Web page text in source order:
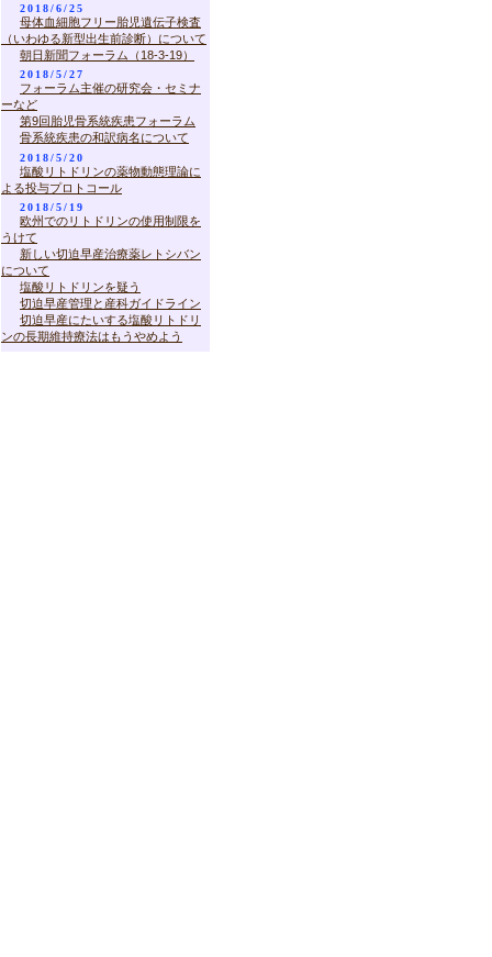
2018/6/25
母体血細胞フリー胎児遺伝子検査
（いわゆる新型出生前診断）について
朝日新聞フォーラム（18-3-19）
2018/5/27
フォーラム主催の研究会・セミナ
ーなど
第9回胎児骨系統疾患フォーラム
骨系統疾患の和訳病名について
2018/5/20
塩酸リトドリンの薬物動態理論に
よる投与プロトコール
2018/5/19
欧州でのリトドリンの使用制限を
うけて
新しい切迫早産治療薬レトシバン
について
塩酸リトドリンを疑う
切迫早産管理と産科ガイドライン
切迫早産にたいする塩酸リトドリ
ンの長期維持療法はもうやめよう